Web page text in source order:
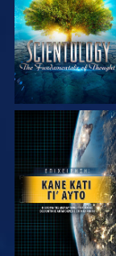
ΣΕΙΡΑ
ΠΑΡΑΚΟΛΟΥΘΗΣΤΕ